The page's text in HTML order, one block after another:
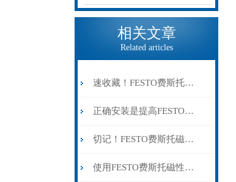
相关文章
Related articles
速收藏！FESTO费斯托气缸常见故障的解决方法分享
正确安装是提高FESTO费斯托磁性开关可靠性的关键
切记！FESTO费斯托磁性开关出现故障时应及时解决
使用FESTO费斯托磁性开关时所需要注意的事项分享